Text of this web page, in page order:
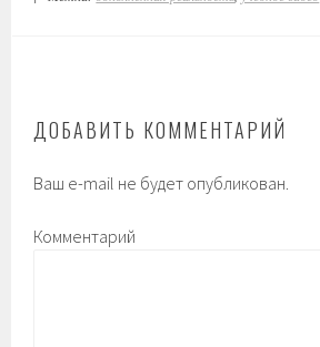
ДОБАВИТЬ КОММЕНТАРИЙ
Ваш e-mail не будет опубликован.
Комментарий